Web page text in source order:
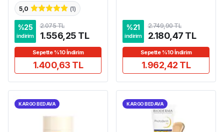
5,0 (1)
%25
indirim
2.075 TL
1.556,25 TL
Sepette %10 İndirim
1.400,63 TL
%21
indirim
2.749,90 TL
2.180,47 TL
Sepette %10 İndirim
1.962,42 TL
KARGO BEDAVA KARGO BEDAVA